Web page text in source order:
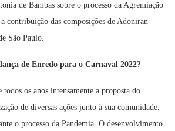
de Bambas sobre o processo da Agremiação
contribuição das composições de Adoniran
São Paulo.
de Enredo para o Carnaval 2022?
os anos intensamente a proposta do
de diversas ações junto à sua comunidade.
o processo da Pandemia. O desenvolvimento